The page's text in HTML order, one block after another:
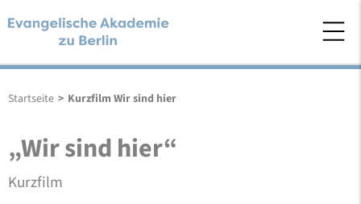
Startseite > Kurzfilm Wir sind hier
„Wir sind hier“
Kurzfilm